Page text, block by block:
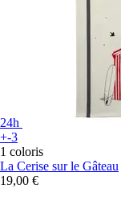
24h
+-3
1 coloris
La Cerise sur le Gâteau
19,00 €